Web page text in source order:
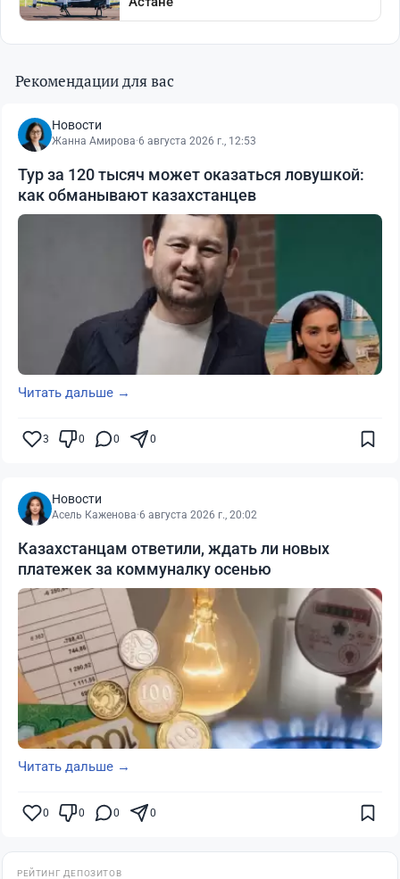
Рекомендации для вас
Новости
Жанна Амирова·6 августа 2026 г., 12:53
Тур за 120 тысяч может оказаться ловушкой:
как обманывают казахстанцев
Читать дальше →
3 0 0 0
Новости
Асель Каженова·6 августа 2026 г., 20:02
Казахстанцам ответили, ждать ли новых
платежек за коммуналку осенью
Читать дальше →
0 0 0 0
РЕЙТИНГ ДЕПОЗИТОВ